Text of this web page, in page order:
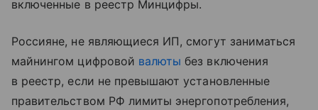
включенные в реестр Минцифры.
Россияне, не являющиеся ИП, смогут заниматься
майнингом цифровой валюты без включения
в реестр, если не превышают установленные
правительством РФ лимиты энергопотребления,